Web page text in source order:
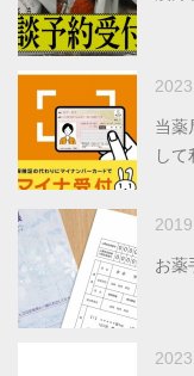
当薬
して
お薬